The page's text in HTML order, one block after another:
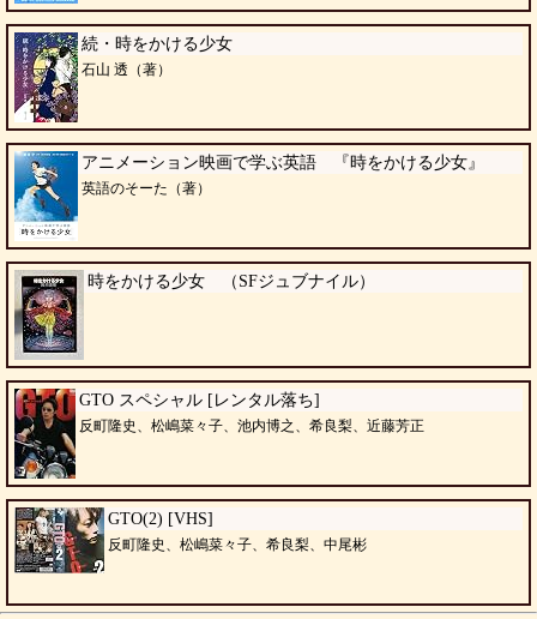
続・時をかける少女
石山 透（著）
アニメーション映画で学ぶ英語 『時をかける少女』
英語のそーた（著）
時をかける少女 （SFジュブナイル）
GTO スペシャル [レンタル落ち]
反町隆史、松嶋菜々子、池内博之、希良梨、近藤芳正
GTO(2) [VHS]
反町隆史、松嶋菜々子、希良梨、中尾彬